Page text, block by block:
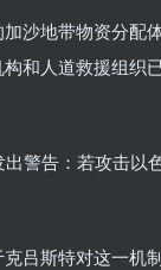
沙地带物资分配
和人道救援组织
吕斯特对这一机